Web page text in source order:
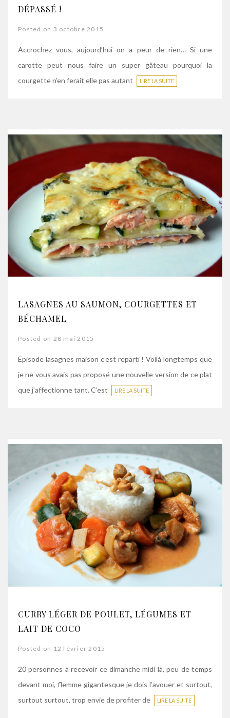
DÉPASSÉ !
Posted on 3 octobre 2015
Accrochez vous, aujourd’hui on a peur de rien… Si une
carotte peut nous faire un super gâteau pourquoi la
courgette n’en ferait elle pas autant
LIRE LA SUITE
LASAGNES AU SAUMON, COURGETTES ET
BÉCHAMEL
Posted on 28 mai 2015
Épisode lasagnes maison c’est reparti ! Voilà longtemps que
je ne vous avais pas proposé une nouvelle version de ce plat
que j’affectionne tant. C’est
LIRE LA SUITE
CURRY LÉGER DE POULET, LÉGUMES ET
LAIT DE COCO
Posted on 12 février 2015
20 personnes à recevoir ce dimanche midi là, peu de temps
devant moi, flemme gigantesque je dois l’avouer et surtout,
surtout surtout, trop envie de profiter de
LIRE LA SUITE